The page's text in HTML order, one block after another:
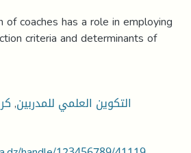
coaches has a role in employing
criteria and determinants of
التكوين العلمي للمدربين,